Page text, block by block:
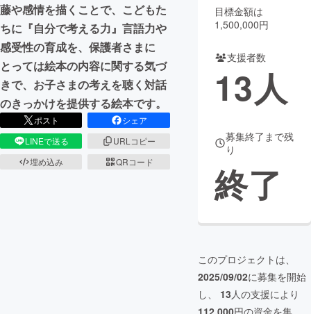
CAMPFIREふるさと納税machi-ya コミュニティ
藤や感情を描くことで、こどもた
ちに『自分で考える力』言語力や
感受性の育成を、保護者さまに
とっては絵本の内容に関する気づ
きで、お子さまの考えを聴く対話
のきっかけを提供する絵本です。
ポスト
シェア
LINEで送る
URLコピー
埋め込み
QRコード
目標金額は
1,500,000円
支援者数
13人
募集終了まで残
り
終了
このプロジェクトは、
2025/09/02に募集を開始
し、 13人の支援により
112,000円の資金を集